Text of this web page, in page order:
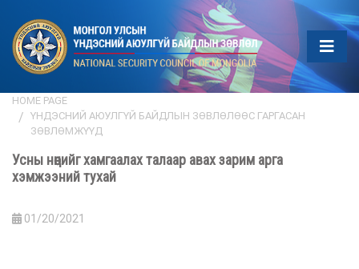
HOME PAGE
ҮНДЭСНИЙ АЮУЛГҮЙ БАЙДЛЫН ЗӨВЛӨЛӨӨС ГАРГАСАН
ЗӨВЛӨМЖҮҮД
Усны нөөцийг хамгаалах талаар авах зарим арга
хэмжээний тухай
01/20/2021